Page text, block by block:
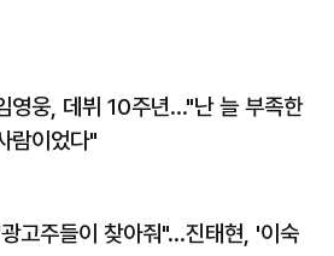
영웅, 데뷔 10주년…"난 늘 부족한
람이었다"
고주들이 찾아줘"…진태현, '이숙